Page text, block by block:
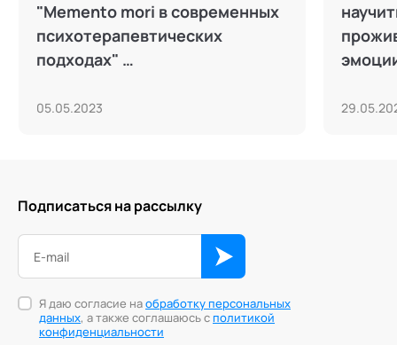
"Memento mori в современных
психотерапевтических
подходах"
05.05.2023
Подписаться на рассылку
Я даю согласие наобработку персональных
данных, а также соглашаюсь сполитикой
конфиденциальности